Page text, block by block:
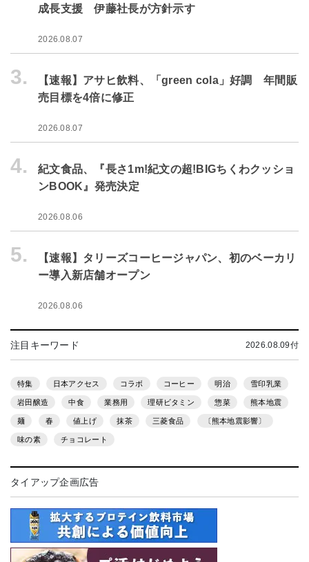
成長支援 伊藤社長が方針示す
2026.08.07
3.
【速報】アサヒ飲料、「green cola」好調 年間販
売目標を4倍に修正
2026.08.07
4.
紀文食品、『長さ1m!紀文の超!BIGちくわクッショ
ンBOOK』発売決定
2026.08.06
5.
【速報】タリーズコーヒージャパン、初のベーカリ
ー導入新店舗オープン
2026.08.06
注目キーワード 2026.08.09付
特集 日本アクセス コラボ コーヒー 明治 雪印乳業
岩田醸造 中食 業務用 理研ビタミン 惣菜 熊本地震
麺 春 値上げ 抹茶 三菱食品 〔熊本地震影響〕
味の素 チョコレート
タイアップ企画広告